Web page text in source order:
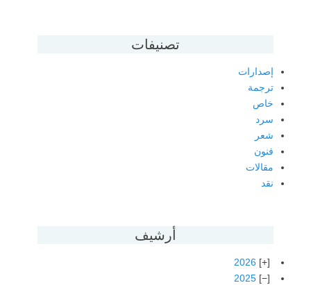
تصنيفات
إصدارات
ترجمة
خاص
سرد
شعر
فنون
مقالات
نقد
أرشيف
2026
2025